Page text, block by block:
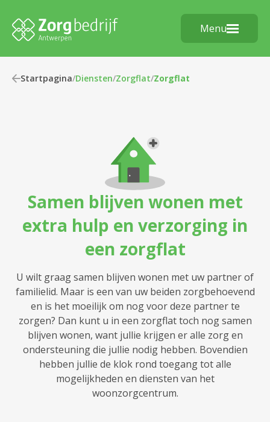
Menu
Startpagina/Diensten/Zorgflat/Zorgflat
Samen blijven wonen met
extra hulp en verzorging in
een zorgflat
U wilt graag samen blijven wonen met uw partner of
familielid. Maar is een van uw beiden zorgbehoevend
en is het moeilijk om nog voor deze partner te
zorgen? Dan kunt u in een zorgflat toch nog samen
blijven wonen, want jullie krijgen er alle zorg en
ondersteuning die jullie nodig hebben. Bovendien
hebben jullie de klok rond toegang tot alle
mogelijkheden en diensten van het
woonzorgcentrum.